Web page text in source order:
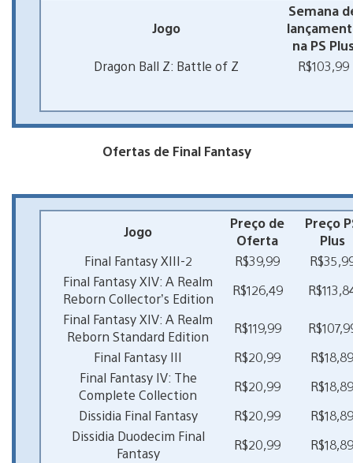
Jogo
Semana
na PS
Dragon Ball Z: Battle of Z
R$103,99
Ofertas de Final Fantasy
Jogo
Preço de
Oferta
Preço
Plus
Final Fantasy XIII-2
R$39,99
Final Fantasy XIV: A Realm
Reborn Collector’s Edition
R$126,49
Final Fantasy XIV: A Realm
Reborn Standard Edition
R$119,99
Final Fantasy III
R$20,99
R$18,89
Final Fantasy IV: The
Complete Collection
R$20,99
R$18,89
Dissidia Final Fantasy
R$20,99
R$18,89
Dissidia Duodecim Final
Fantasy
R$20,99 R$18,89